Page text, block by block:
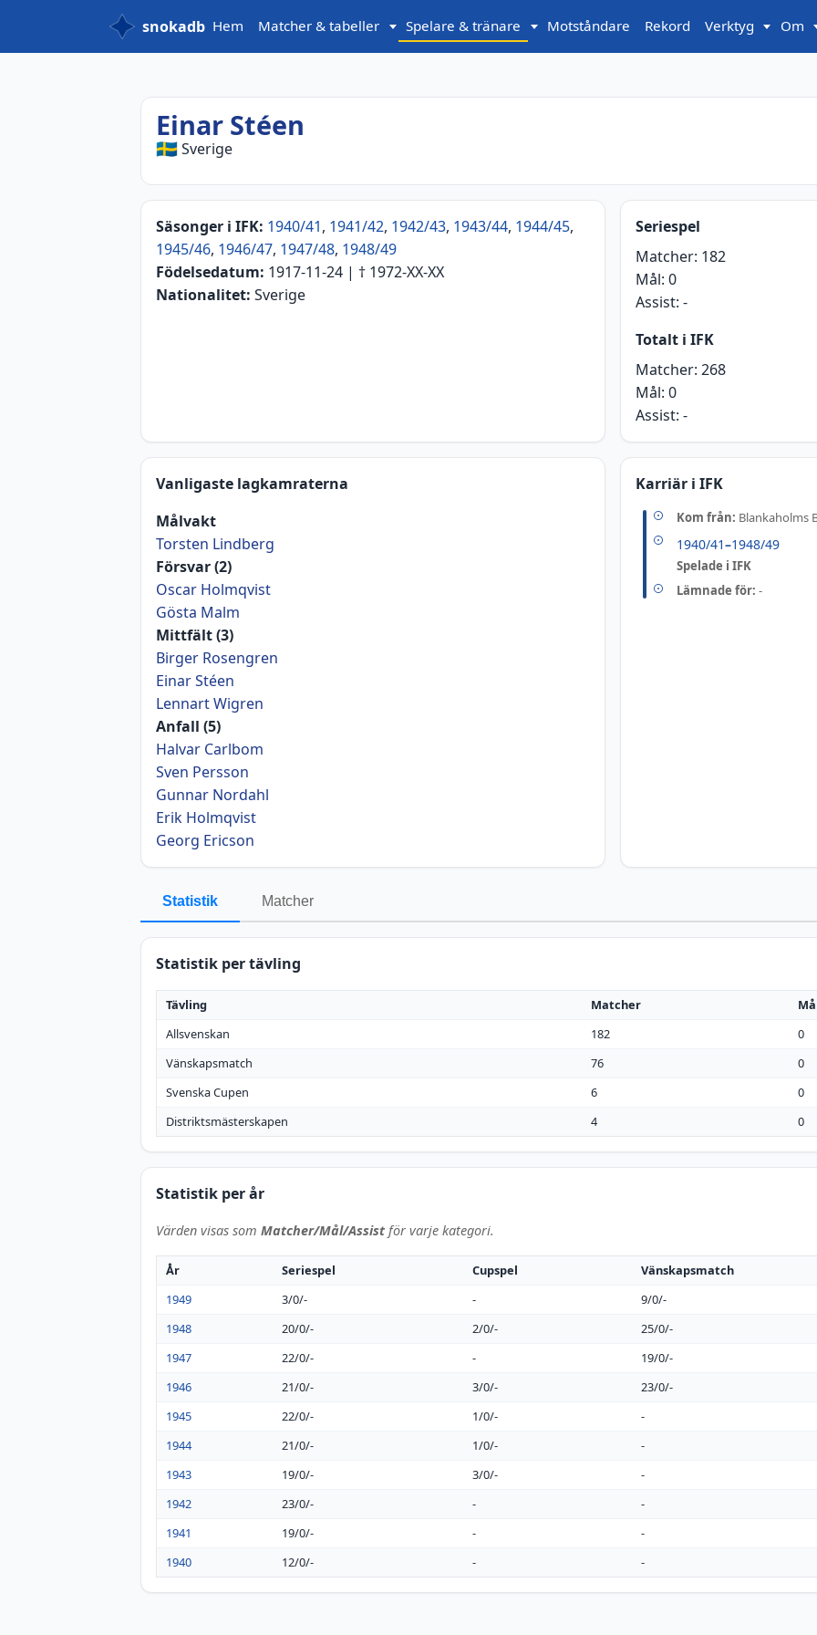
snokadb Hem Matcher & tabeller Spelare & tränare Motståndare Rekord Verktyg Om
Einar Stéen
🇸🇪Sverige
Säsonger i IFK: 1940/41, 1941/42, 1942/43, 1943/44, 1944/45,
1945/46, 1946/47, 1947/48, 1948/49
Födelsedatum: 1917-11-24 | † 1972-XX-XX
Nationalitet: Sverige
Seriespel
Matcher: 182
Mål: 0
Assist: -
Totalt i IFK
Matcher: 268
Mål: 0
Assist: -
Vanligaste lagkamraterna
Målvakt
Torsten Lindberg
Försvar (2)
Oscar Holmqvist
Gösta Malm
Mittfält (3)
Birger Rosengren
Einar Stéen
Lennart Wigren
Anfall (5)
Halvar Carlbom
Sven Persson
Gunnar Nordahl
Erik Holmqvist
Georg Ericson
Karriär i IFK
Kom från: Blankaholms
1940/41–1948/49
Spelade i IFK
Lämnade för: -
Statistik Matcher
Statistik per tävling
Tävling Matcher
Allsvenskan
182
0
Vänskapsmatch
76
0
Svenska Cupen
6
0
Distriktsmästerskapen
4 0
Statistik per år
Värden visas som Matcher/Mål/Assist för varje kategori.
År Seriespel Cupspel
Vänskapsmatch
1949
3/0/- -
9/0/-
1948
20/0/- 2/0/-
25/0/-
1947
22/0/- -
19/0/-
1946
21/0/- 3/0/-
23/0/-
1945
22/0/- 1/0/-
-
1944
21/0/- 1/0/-
-
1943
19/0/- 3/0/-
-
1942
23/0/- -
-
1941
19/0/- -
-
1940
12/0/- - -